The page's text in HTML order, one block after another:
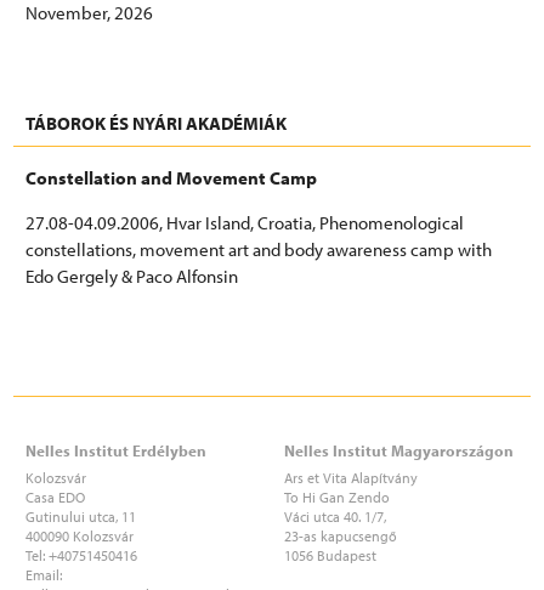
November, 2026
TÁBOROK ÉS NYÁRI AKADÉMIÁK
Constellation and Movement Camp
27.08-04.09.2006, Hvar Island, Croatia, Phenomenological
constellations, movement art and body awareness camp with
Edo Gergely & Paco Alfonsin
Nelles Institut Erdélyben
Kolozsvár
Casa EDO
Gutinului utca, 11
400090 Kolozsvár
Tel: +40751450416
Email:
Nelles Institut Magyarországon
Ars et Vita Alapítvány
To Hi Gan Zendo
Váci utca 40. 1/7,
23-as kapucsengő
1056 Budapest